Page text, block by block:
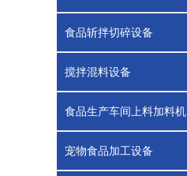
食品斩拌切碎设备
搅拌混料设备
食品生产车间上料加料机
宠物食品加工设备